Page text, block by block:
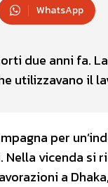
WhatsApp
due anni fa.
utilizzavano il
per
vicenda si
a